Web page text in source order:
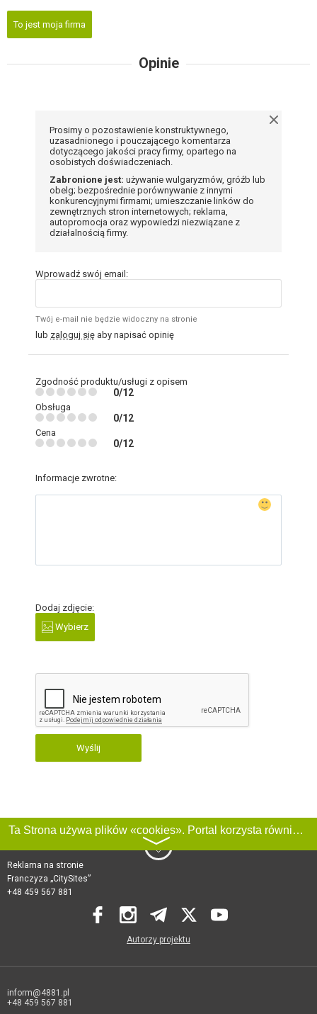
To jest moja firma
Opinie
Prosimy o pozostawienie konstruktywnego,
uzasadnionego i pouczającego komentarza
dotyczącego jakości pracy firmy, opartego na
osobistych doświadczeniach.
Zabronione jest: używanie wulgaryzmów, gróźb lub
obelg; bezpośrednie porównywanie z innymi
konkurencyjnymi firmami; umieszczanie linków do
zewnętrznych stron internetowych; reklama,
autopromocja oraz wypowiedzi niezwiązane z
działalnością firmy.
Wprowadź swój email:
Twój e-mail nie będzie widoczny na stronie
lub zaloguj się aby napisać opinię
Zgodność produktu/usługi z opisem
0/12
Obsługa
0/12
Cena
0/12
Informacje zwrotne:
Dodaj zdjęcie:
Wybierz
Wyślij
Ta Strona używa plików «cookies». Portal korzysta również z serwisu internetowego do zbierania danych technicznych o odwiedzających w celu uzyskania informacji marketingowych i statystycznych. Warunki przetwarzania danych odwiedzających Stronę, patrz:
〉
Reklama na stronie
Franczyza „CitySites”
+48 459 567 881
Autorzy projektu
inform@4881.pl
+48 459 567 881